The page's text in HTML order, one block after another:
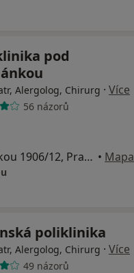
pod
Alergolog, Chirurg · Více
56 názorů
Poliklinika pod Marjánkou 1906/12, Praha • Mapa
poliklinika
Alergolog, Chirurg · Více
49 názorů